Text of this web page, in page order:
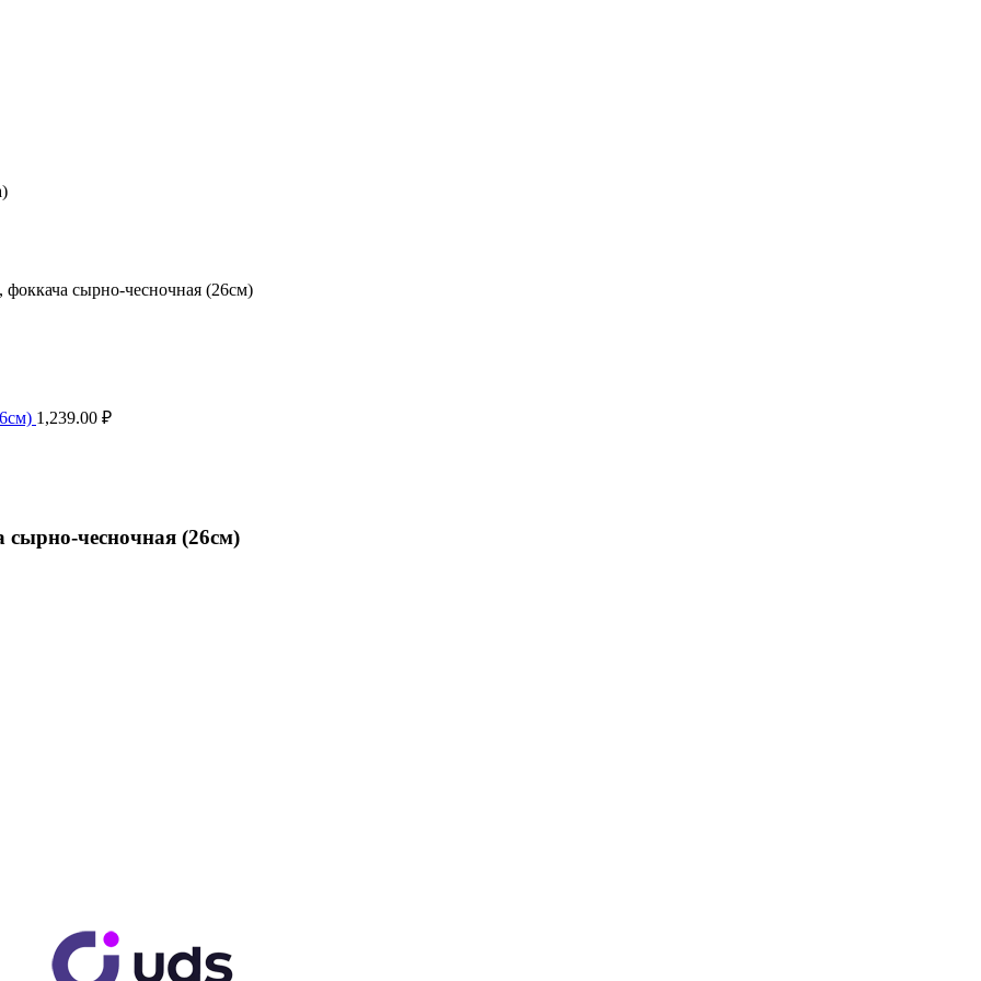
сырно-чесночная (26см)
1,239.00 ₽
чесночная (26см)